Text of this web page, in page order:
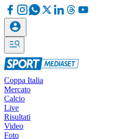
Coppa Italia
Mercato
Calcio
Live
Risultati
Video
Foto